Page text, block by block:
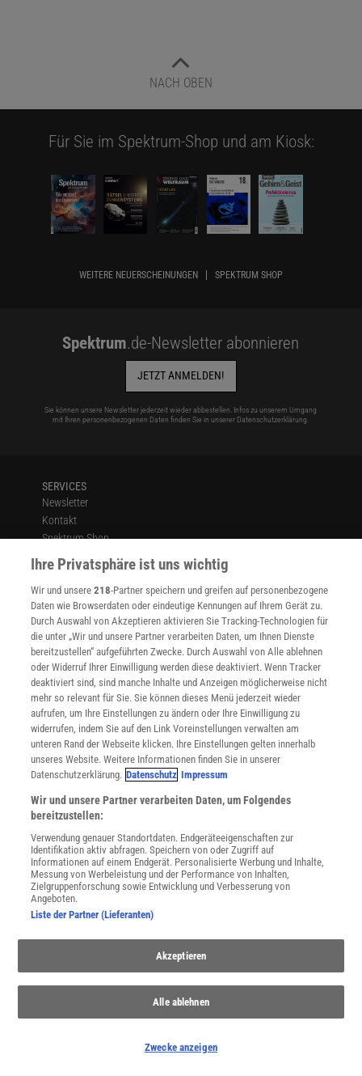
NACH OBEN
Für Sie im Spektrum-Shop und am Kiosk:
WEITERE NEUERSCHEINUNGEN SPEKTRUM SHOP
Spektrum.de-Newsletter abonnieren
JETZT ANMELDEN!
Sie können unsere Newsletter jederzeit wieder abbestellen. Infos zu unserem Umgang
mit Ihren personenbezogenen Daten finden Sie in unserer Datenschutzerklärung.
SERVICES
Newsletter
Kontakt
Spektrum Shop
Im Handel kaufen
Presse
Verträge kündigen
INFO
Mediadaten
Datenschutz
Nutzungsbedingungen
Cookie-Einstellungen
Utiq verwalten
Nutzungsbasierte Onlinewerbung
Alle Artikel
Impressum
Angebote für Schulen
Angebote für Institutionen
Sprachen lernen mit Gymglish
Lexika
Für Spektrum schreiben
Zugänglichkeitserklärung
WEBSEITEN
KielSCN
Wissenschaft in die Schulen
SciLogs
Ihre Privatsphäre ist uns wichtig
Wir und unsere218-Partner speichern und greifen auf personenbezogene
Daten wie Browserdaten oder eindeutige Kennungen auf Ihrem Gerät zu.
Durch Auswahl von Akzeptieren aktivieren Sie Tracking-Technologien für
die unter „Wir und unsere Partner verarbeiten Daten, um Ihnen Dienste
bereitzustellen“ aufgeführten Zwecke. Durch Auswahl von Alle ablehnen
oder Widerruf Ihrer Einwilligung werden diese deaktiviert. Wenn Tracker
deaktiviert sind, sind manche Inhalte und Anzeigen möglicherweise nicht
mehr so relevant für Sie. Sie können dieses Menü jederzeit wieder
aufrufen, um Ihre Einstellungen zu ändern oder Ihre Einwilligung zu
widerrufen, indem Sie auf den Link Voreinstellungen verwalten am
unteren Rand der Webseite klicken. Ihre Einstellungen gelten innerhalb
unseres Website. Weitere Informationen finden Sie in unserer
Datenschutzerklärung. Datenschutz Impressum
Wir und unsere Partner verarbeiten Daten, um Folgendes
bereitzustellen:
Verwendung genauer Standortdaten. Endgeräteeigenschaften zur
Identifikation aktiv abfragen. Speichern von oder Zugriff auf
Informationen auf einem Endgerät. Personalisierte Werbung und Inhalte,
Messung von Werbeleistung und der Performance von Inhalten,
Zielgruppenforschung sowie Entwicklung und Verbesserung von
Angeboten.
Liste der Partner (Lieferanten)
Akzeptieren
Alle ablehnen
Zwecke anzeigen